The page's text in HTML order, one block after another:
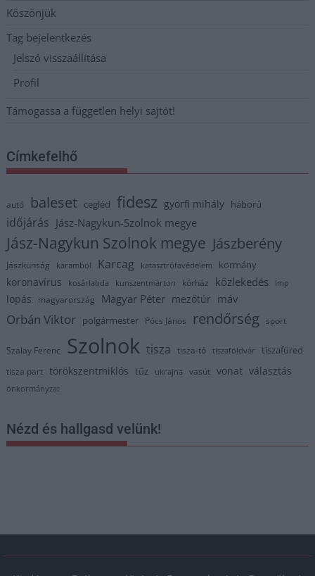
Köszönjük
Tag bejelentkezés
Jelszó visszaállítása
Profil
Támogassa a független helyi sajtót!
Címkefelhő
autó baleset cegléd fidesz györfi mihály háború
időjárás Jász-Nagykun-Szolnok megye
Jász-Nagykun Szolnok megye Jászberény
Jászkunság karambol Karcag katasztrófavédelem kormány
koronavírus kosárlabda kunszentmárton kórház közlekedés lmp
lopás magyarország Magyar Péter mezőtúr máv
Orbán Viktor polgármester Pócs János rendőrség sport
Szalay Ferenc Szolnok tisza tisza-tó tiszaföldvár tiszafüred
tisza part törökszentmiklós tűz ukrajna vasút vonat választás
önkormányzat
Nézd és hallgasd velünk!